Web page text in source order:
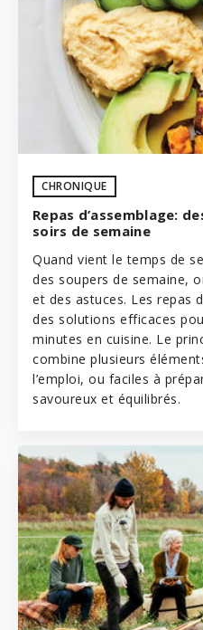
CHRONIQUE
Repas d’assemblage:
soirs de semaine
Quand vient le temps de
des soupers de semaine,
et des astuces. Les repas
des solutions efficaces
minutes en cuisine. Le
combine plusieurs
l’emploi, ou faciles à
savoureux et équilibrés.